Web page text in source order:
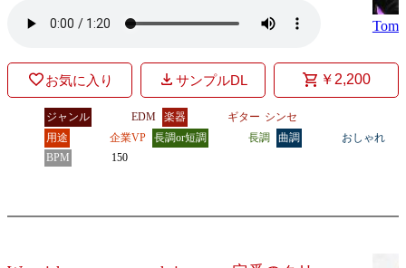
Tomo
お気に入り サンプルDL ￥2,200
ジャンル EDM 楽器 ギター シンセ
用途
企業VP 長調or短調 長調 曲調
おしゃれ
BPM
150